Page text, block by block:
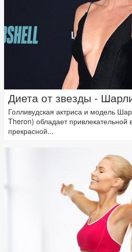
Диета от звезды -
Голливудская актриса и модель
Theron) обладает привлекательной
прекрасной...